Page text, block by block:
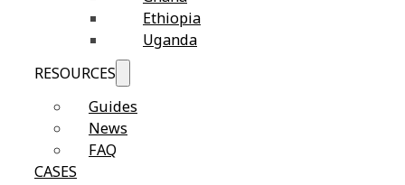
Ethiopia
Uganda
RESOURCES
Guides
News
FAQ
CASES